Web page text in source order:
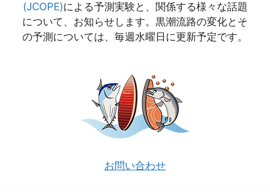
(JCOPE)による予測実験と、関係する様々な話題
について、お知らせします。黒潮流路の変化とそ
の予測については、毎週水曜日に更新予定です。
お問い合わせ